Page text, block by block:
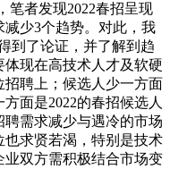
笔者发现2022春招呈现
少3个趋势。对此，我
到了论证，并了解到趋
现在高技术人才及软硬
聘上；候选人少一方面
面是2022的春招候选人
需求减少与遇冷的市场
求贤若渴，特别是技术
业双方需积极结合市场变